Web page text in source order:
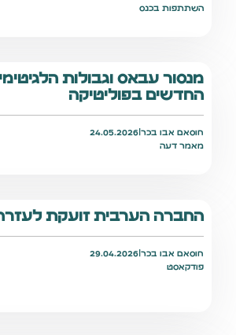
השתתפות בכנס
מנסור עבאס וגבולות
החדשים בפוליטיקה
חוסאם אבו בכר |
24.05.2026
מאמר דעה
החברה הערבית זועקת
חוסאם אבו בכר |
29.04.2026
פודקאסט